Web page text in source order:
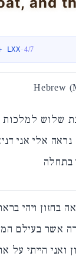
LXX· 4/7
Hebrew
שלוש
נראה אלי אני
בתחלה
בחזון ויהי
אשר בעילם
ואני הייתי על